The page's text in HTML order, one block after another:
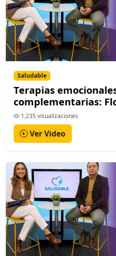
Saludable
Terapias
complementarias:
1,235 visualizaciones
Ver Video